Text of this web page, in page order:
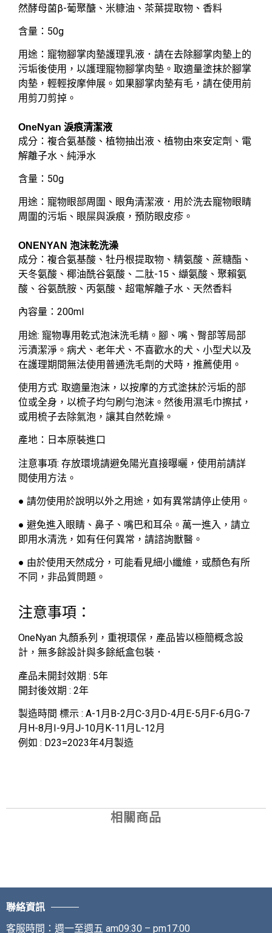
然酵母菌β-葡聚醣、米糠油、茶葉提取物、香料
含量：50g
用途：寵物腳掌肉墊護理乳液．請在去除腳掌肉墊上的
污垢後使用，以護理寵物腳掌肉墊。取適量塗抹於腳掌
肉墊，輕輕按摩伸展。如果腳掌肉墊有毛，請在使用前
用剪刀剪掉。
OneNyan 淚痕清潔液
成分：複合氨基酸、植物抽出液、植物由來安定劑、電
解離子水、純淨水
含量：50g
用途：寵物眼部周圍、眼角清潔液．用於洗去寵物眼睛
周圍的污垢、眼屎與淚痕，預防眼皮疹。
ONENYAN 泡沫乾洗澡
成分：複合氨基酸、牡丹根提取物、精氨酸、蔗糖酯、
天冬氨酸、椰油酰谷氨酸、二肽-15、纈氨酸、聚賴氨
酸、谷氨酰胺、丙氨酸、超電解離子水、天然香料
內容量：200ml
用途: 寵物專用乾式泡沫洗毛精。腳、嘴、臀部等局部
污漬潔淨。病犬、老年犬、不喜歡水的犬、小型犬以及
在護理期間無法使用普通洗毛劑的犬時，推薦使用。
使用方式: 取適量泡沫，以按摩的方式塗抹於污垢的部
位或全身，以梳子均勻刷勻泡沫。然後用濕毛巾擦拭，
或用梳子去除氣泡，讓其自然乾燥。
產地：日本原裝進口
注意事項: 存放環境請避免陽光直接曝曬，使用前請詳
閱使用方法。
● 請勿使用於說明以外之用途，如有異常請停止使用。
● 避免進入眼睛、鼻子、嘴巴和耳朵。萬一進入，請立
即用水清洗，如有任何異常，請諮詢獸醫。
● 由於使用天然成分，可能看見細小纖維，或顏色有所
不同，非品質問題。
注意事項：
OneNyan 丸顏系列，重視環保，產品皆以極簡概念設
計，無多餘設計與多餘紙盒包裝．
產品未開封效期 : 5年
開封後效期 : 2年
製造時間 標示 : A-1月B-2月C-3月D-4月E-5月F-6月G-7
月H-8月I-9月J-10月K-11月L-12月
例如 : D23=2023年4月製造
相關商品
聯絡資訊
客服時間：週一至週五 am09:30 – pm17:00